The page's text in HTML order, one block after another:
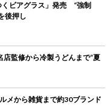
くビアグラス」発売 “強制
後押し
監修から冷製うどんまで“夏
メから雑貨まで約30ブランド